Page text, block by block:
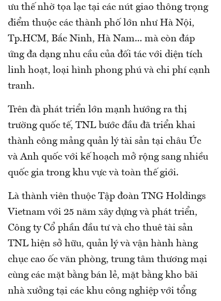
ưu thế nhờ tọa lạc tại các nút giao thông trọng
điểm thuộc các thành phố lớn như Hà Nội,
Tp.HCM, Bắc Ninh, Hà Nam... mà còn đáp
ứng đa dạng nhu cầu của đối tác với diện tích
linh hoạt, loại hình phong phú và chi phí cạnh
tranh.
Trên đà phát triển lớn mạnh hướng ra thị
trường quốc tế, TNL bước đầu đã triển khai
thành công mảng quản lý tài sản tại châu Úc
và Anh quốc với kế hoạch mở rộng sang nhiều
quốc gia trong khu vực và toàn thế giới.
Là thành viên thuộc Tập đoàn TNG Holdings
Vietnam với 25 năm xây dựng và phát triển,
Công ty Cổ phần đầu tư và cho thuê tài sản
TNL hiện sở hữu, quản lý và vận hành hàng
chục cao ốc văn phòng, trung tâm thương mại
cùng các mặt bằng bán lẻ, mặt bằng kho bãi
nhà xưởng tại các khu công nghiệp với tổng